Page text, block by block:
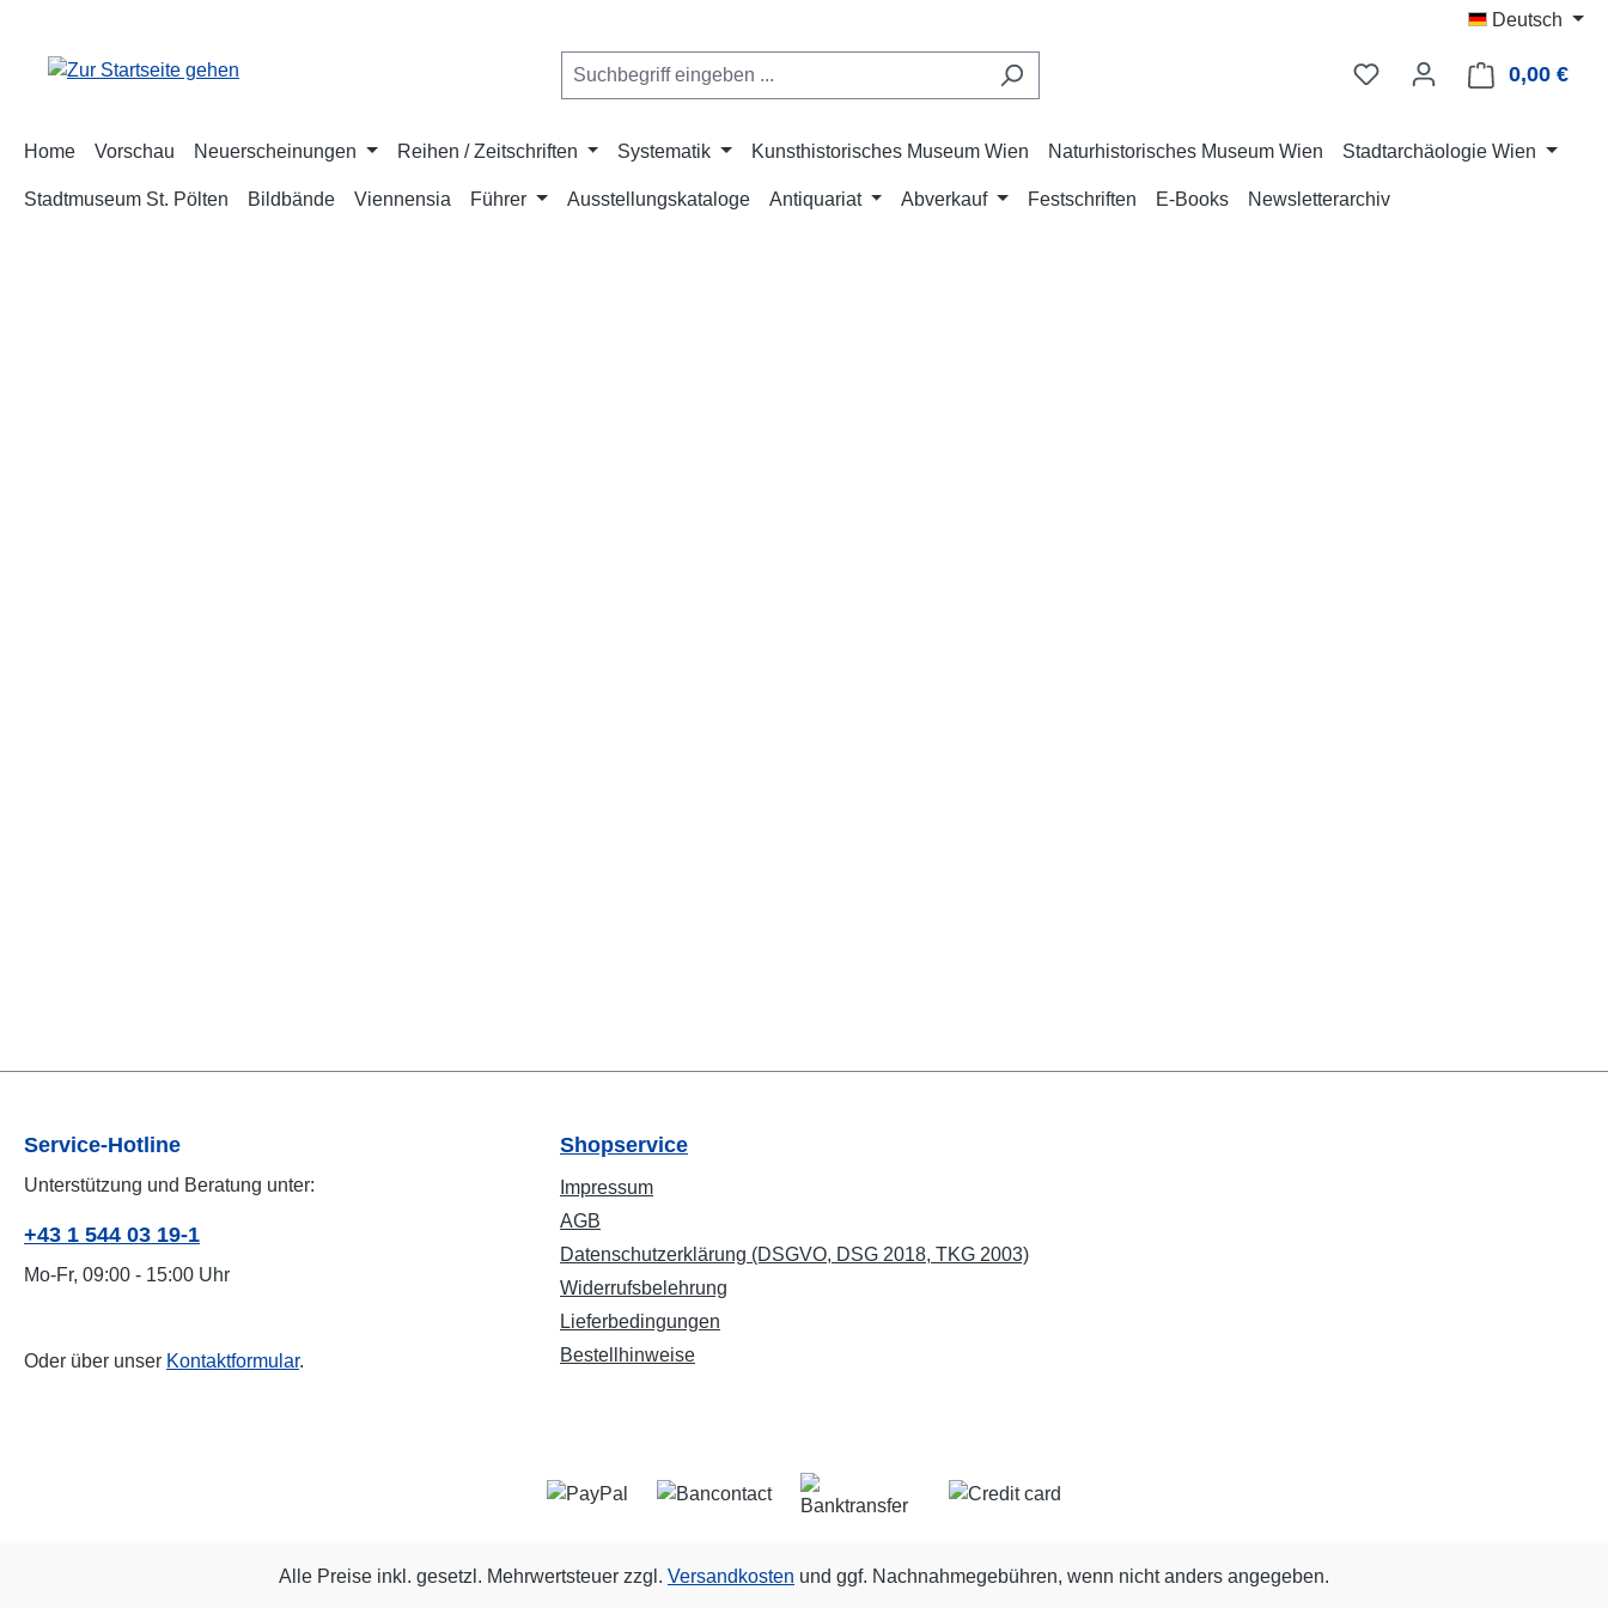
Deutsch
0,00 €
Home Vorschau Neuerscheinungen Reihen / Zeitschriften Systematik Kunsthistorisches Museum Wien Naturhistorisches Museum Wien Stadtarchäologie Wien
Stadtmuseum St. Pölten Bildbände Viennensia Führer Ausstellungskataloge Antiquariat Abverkauf Festschriften E-Books Newsletterarchiv
Service-Hotline
Unterstützung und Beratung unter:
+43 1 544 03 19-1
Mo-Fr, 09:00 - 15:00 Uhr
Oder über unser Kontaktformular.
Shopservice
Impressum
AGB
Datenschutzerklärung (DSGVO, DSG 2018, TKG 2003)
Widerrufsbelehrung
Lieferbedingungen
Bestellhinweise
Alle Preise inkl. gesetzl. Mehrwertsteuer zzgl. Versandkosten und ggf. Nachnahmegebühren, wenn nicht anders angegeben.